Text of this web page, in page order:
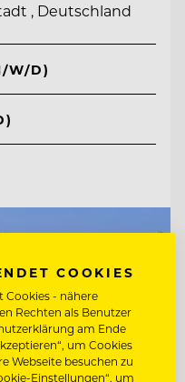
, Deutschland
W/D)
COOKIES
Cookies - nähere
Rechten als Benutzer
am Ende
um Cookies
Webseite besuchen zu
Einstellungen“, um